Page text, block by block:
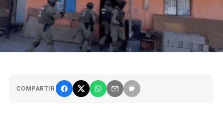
COMPARTIR